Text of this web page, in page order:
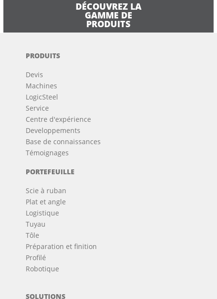
DÉCOUVREZ LA
GAMME DE
PRODUITS
PRODUITS
Devis
Machines
LogicSteel
Service
Centre d'expérience
Developpements
Base de connaissances
Témoignages
PORTEFEUILLE
Scie à ruban
Plat et angle
Logistique
Tuyau
Tôle
Préparation et finition
Profilé
Robotique
SOLUTIONS